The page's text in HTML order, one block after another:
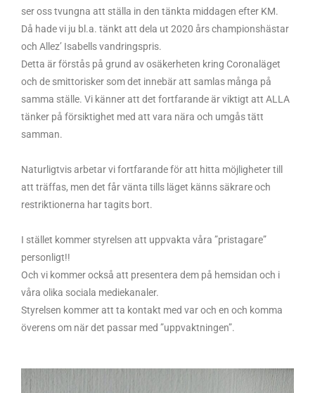
ser oss tvungna att ställa in den tänkta middagen efter KM.
Då hade vi ju bl.a. tänkt att dela ut 2020 års championshästar
och Allez’ Isabells vandringspris.
Detta är förstås på grund av osäkerheten kring Coronaläget
och de smittorisker som det innebär att samlas många på
samma ställe. Vi känner att det fortfarande är viktigt att ALLA
tänker på försiktighet med att vara nära och umgås tätt
samman.
Naturligtvis arbetar vi fortfarande för att hitta möjligheter till
att träffas, men det får vänta tills läget känns säkrare och
restriktionerna har tagits bort.
I stället kommer styrelsen att uppvakta våra ”pristagare”
personligt!!
Och vi kommer också att presentera dem på hemsidan och i
våra olika sociala mediekanaler.
Styrelsen kommer att ta kontakt med var och en och komma
överens om när det passar med ”uppvaktningen”.